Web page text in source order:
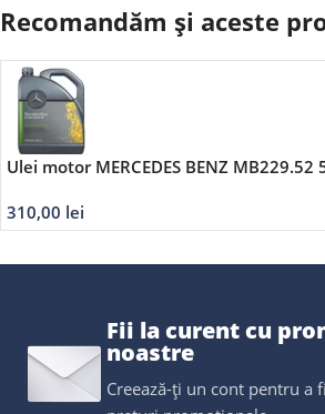
Recomandăm și aceste
Ulei motor MERCEDES BENZ MB229.52
310,00 lei
Fii la curent cu
noastre
Creează-ți un cont pentru a